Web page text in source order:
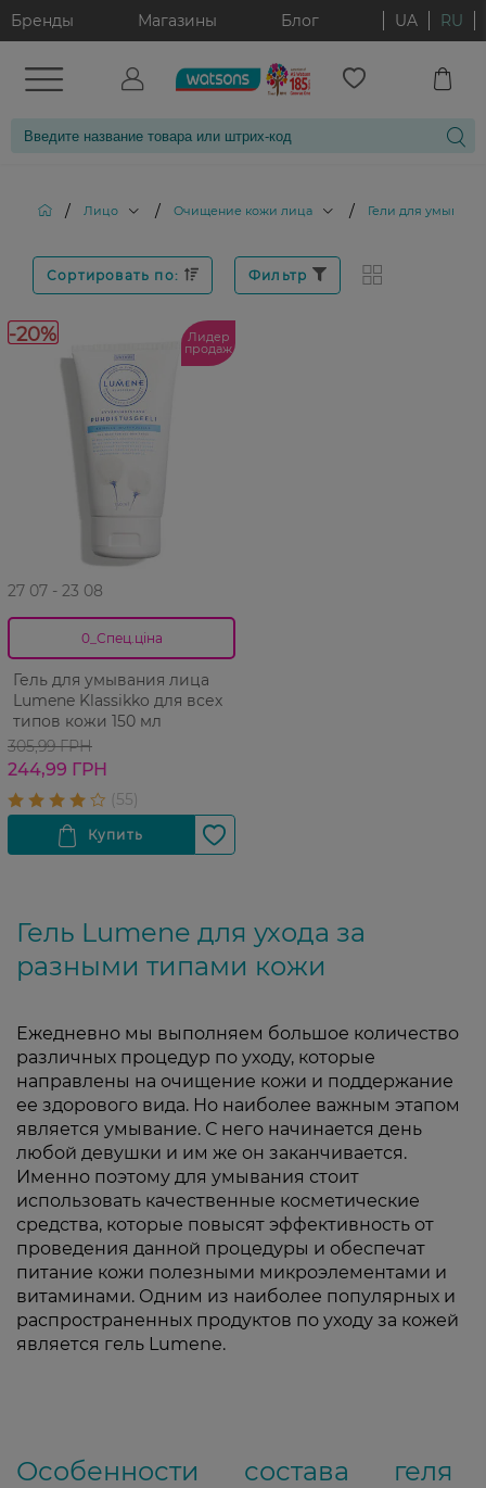
Бренды Магазины Блог UA RU
/ Лицо / Очищение кожи лица / Гели для
Сортировать по: Фильтр
-20% Лидер
продаж
27 07 - 23 08
0_Спец.ціна
Гель для умывания лица
Lumene Klassikko для всех
типов кожи 150 мл
305,99 ГРН
244,99 ГРН
Гель Lumene для ухода за
разными типами кожи
Ежедневно мы выполняем большое количество
различных процедур по уходу, которые
направлены на очищение кожи и поддержание
ее здорового вида. Но наиболее важным этапом
является умывание. С него начинается день
любой девушки и им же он заканчивается.
Именно поэтому для умывания стоит
использовать качественные косметические
средства, которые повысят эффективность от
проведения данной процедуры и обеспечат
питание кожи полезными микроэлементами и
витаминами. Одним из наиболее популярных и
распространенных продуктов по уходу за кожей
является гель Lumene.
Особенности состава геля